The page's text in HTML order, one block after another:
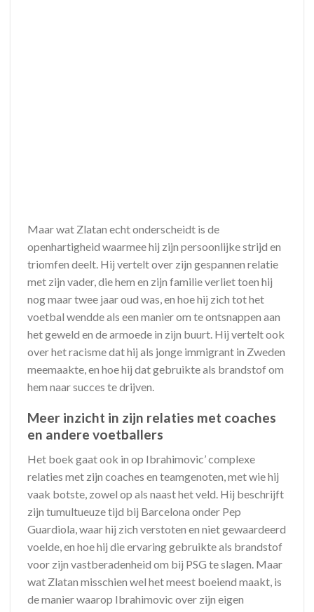
Maar wat Zlatan echt onderscheidt is de
openhartigheid waarmee hij zijn persoonlijke strijd en
triomfen deelt. Hij vertelt over zijn gespannen relatie
met zijn vader, die hem en zijn familie verliet toen hij
nog maar twee jaar oud was, en hoe hij zich tot het
voetbal wendde als een manier om te ontsnappen aan
het geweld en de armoede in zijn buurt. Hij vertelt ook
over het racisme dat hij als jonge immigrant in Zweden
meemaakte, en hoe hij dat gebruikte als brandstof om
hem naar succes te drijven.
Meer inzicht in zijn relaties met coaches
en andere voetballers
Het boek gaat ook in op Ibrahimovic’ complexe
relaties met zijn coaches en teamgenoten, met wie hij
vaak botste, zowel op als naast het veld. Hij beschrijft
zijn tumultueuze tijd bij Barcelona onder Pep
Guardiola, waar hij zich verstoten en niet gewaardeerd
voelde, en hoe hij die ervaring gebruikte als brandstof
voor zijn vastberadenheid om bij PSG te slagen. Maar
wat Zlatan misschien wel het meest boeiend maakt, is
de manier waarop Ibrahimovic over zijn eigen